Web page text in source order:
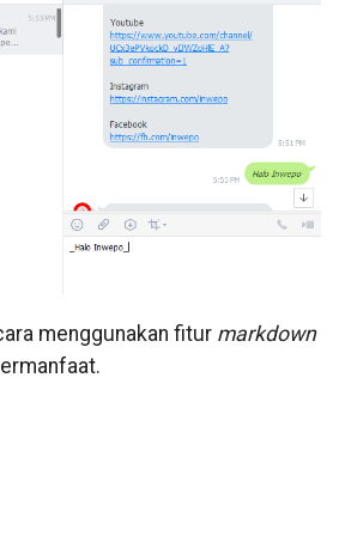
menggunakan fitur markdown